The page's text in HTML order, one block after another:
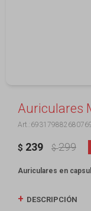
Auriculares
$ 239 $ 299
Auriculares en
DESCRIPCIÓN